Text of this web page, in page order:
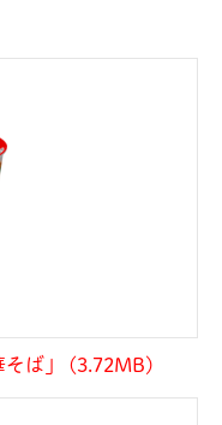
そば」 (3.72MB)